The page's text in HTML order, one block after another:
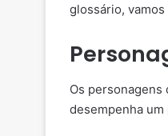
glossário,
Os personagens
desempenha